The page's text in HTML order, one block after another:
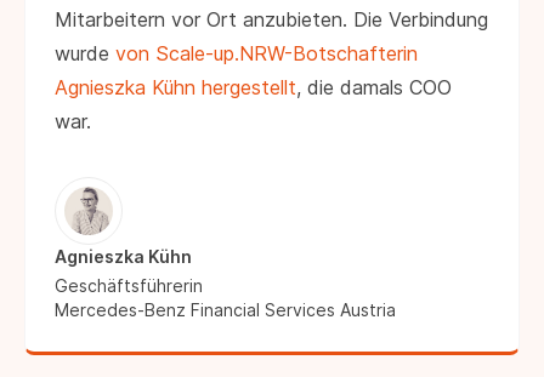
Mitarbeitern vor Ort anzubieten. Die Verbindung
wurde von Scale-up.NRW-Botschafterin
Agnieszka Kühn hergestellt, die damals COO
war.
Agnieszka Kühn
Geschäftsführerin
Mercedes-Benz Financial Services Austria